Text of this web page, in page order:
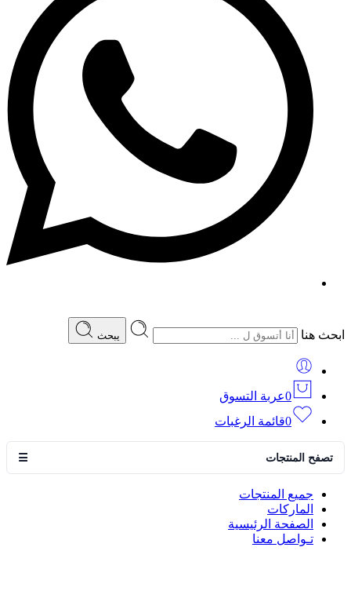
ابحث هنا يبحث
0عربة التسوق
0قائمة الرغبات
تصفح المنتجات ☰
جميع المنتجات
الماركات
الصفحة الرئيسية
تـواصل معنا